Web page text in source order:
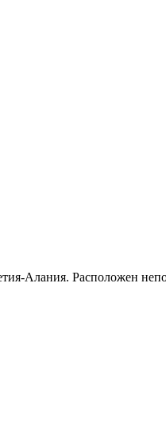
Алания. Расположен